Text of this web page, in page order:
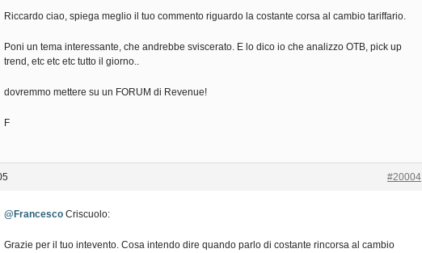
Riccardo ciao, spiega meglio il tuo commento riguardo la costante corsa al cambio tariffario.
Poni un tema interessante, che andrebbe sviscerato. E lo dico io che analizzo OTB, pick up
trend, etc etc etc tutto il giorno..
dovremmo mettere su un FORUM di Revenue!
F
#20004
@Francesco Criscuolo:
Grazie per il tuo intevento. Cosa intendo dire quando parlo di costante rincorsa al cambio